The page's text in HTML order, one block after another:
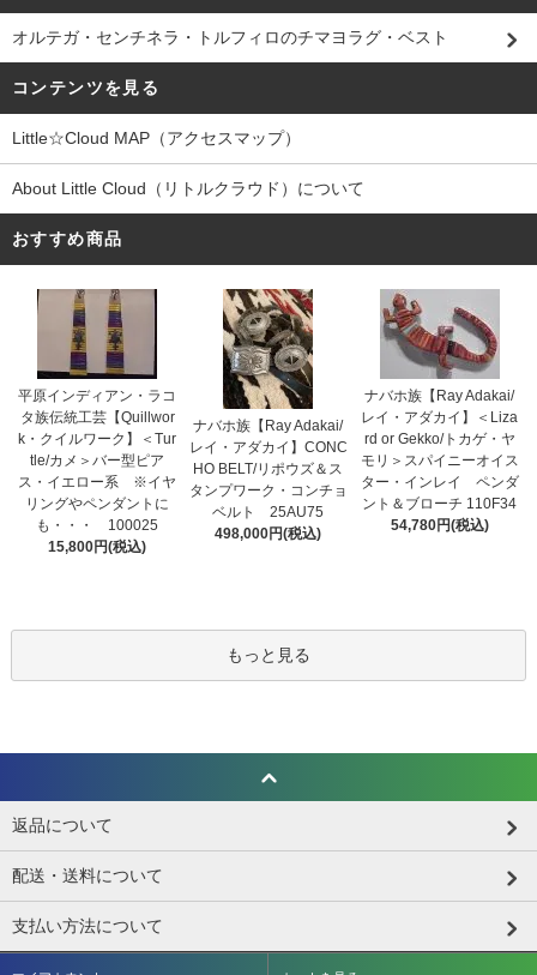
オルテガ・センチネラ・トルフィロのチマヨラグ・ベスト
コンテンツを見る
Little☆Cloud MAP（アクセスマップ）
About Little Cloud（リトルクラウド）について
おすすめ商品
平原インディアン・ラコ
タ族伝統工芸【Quillwor
k・クイルワーク】＜Tur
tle/カメ＞バー型ピア
ス・イエロー系 ※イヤ
リングやペンダントに
も・・・ 100025
15,800円(税込)
ナバホ族【Ray Adakai/
レイ・アダカイ】CONC
HO BELT/リポウズ＆ス
タンプワーク・コンチョ
ベルト 25AU75
498,000円(税込)
ナバホ族【Ray Adakai/
レイ・アダカイ】＜Liza
rd or Gekko/トカゲ・ヤ
モリ＞スパイニーオイス
ター・インレイ ペンダ
ント＆ブローチ 110F34
54,780円(税込)
もっと見る
返品について
配送・送料について
支払い方法について